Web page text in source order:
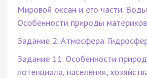
Мировой океан и его части.
Особенности природы
Задание 2. Атмосфера.
Задание 11. Особенности
потенциала, населения,